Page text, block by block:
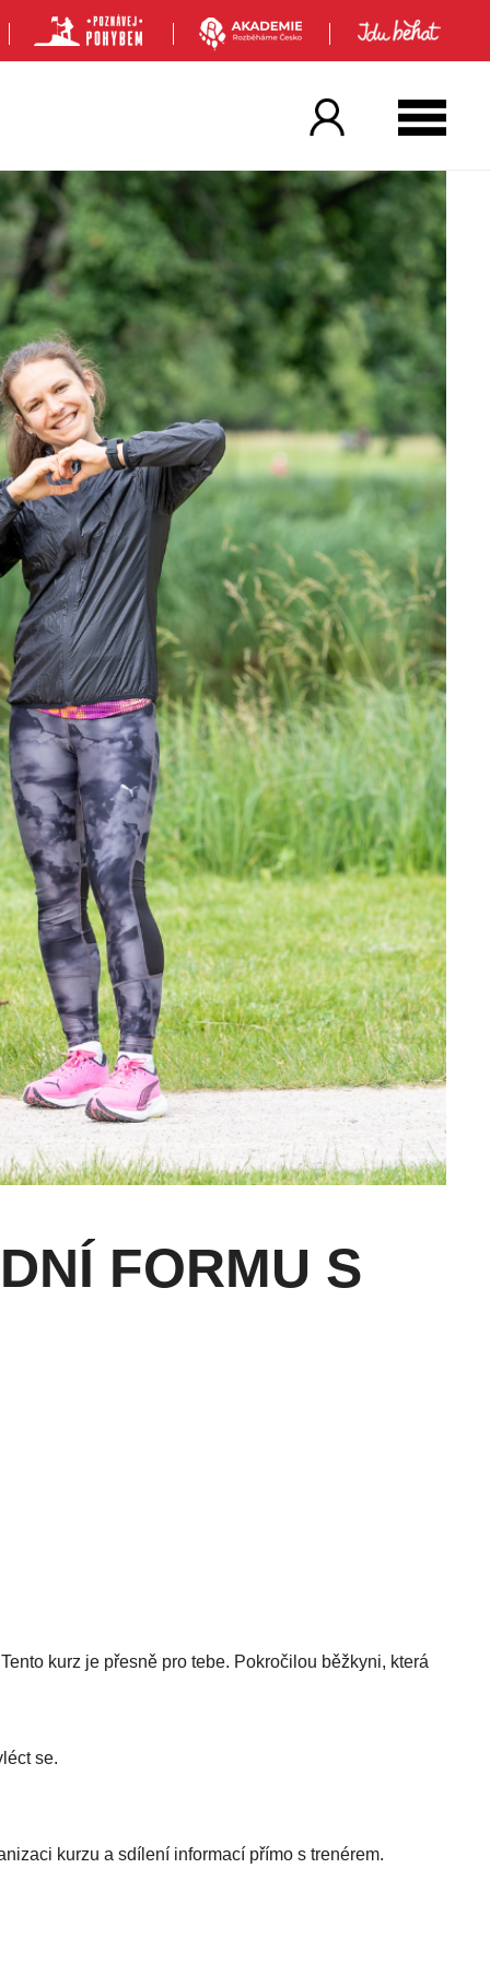
FORMU S
kurz je přesně pro tebe. Pokročilou běžkyni, která
se.
kurzu a sdílení informací přímo s trenérem.